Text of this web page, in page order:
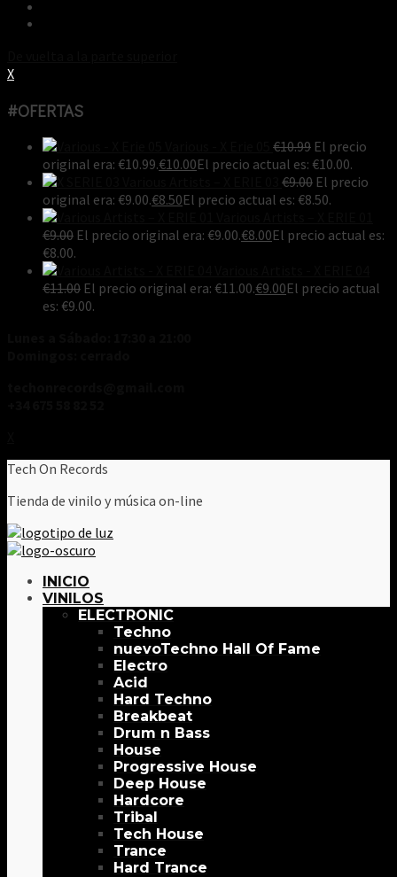
X
#OFERTAS
€10.99 El precio
original era: €10.99.€10.00El precio actual es: €10.00.
€9.00 El precio
original era: €9.00.€8.50El precio actual es: €8.50.
€9.00 El precio original era: €9.00.€8.00El precio actual es:
€8.00.
€11.00 El precio original era: €11.00.€9.00El precio actual
es: €9.00.
Tech On Records
Tienda de vinilo y música on-line
INICIO
VINILOS
ELECTRONIC
Techno
Techno Hall Of Fame
Electro
Acid
Hard Techno
Breakbeat
Drum n Bass
House
Progressive House
Deep House
Hardcore
Tribal
Tech House
Trance
Hard Trance